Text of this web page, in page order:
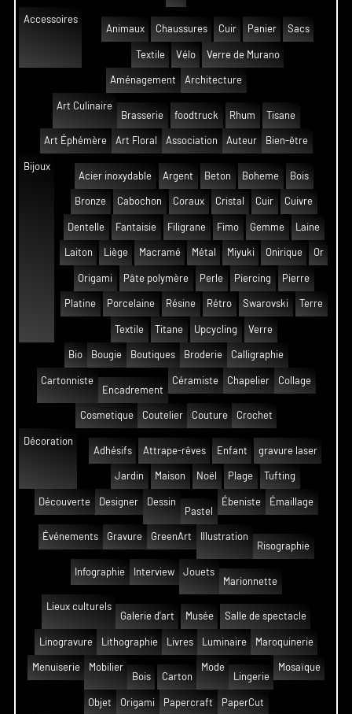
Accessoires
Animaux
Chaussures Cuir Panier Sacs
Textile Vélo Verre de Murano
Aménagement Architecture
Art Culinaire
Brasserie
foodtruck Rhum Tisane
Art Éphémère Art Floral Association Auteur Bien-être
Bijoux
Acier inoxydable
Argent Beton Boheme Bois
Bronze Cabochon Coraux Cristal Cuir Cuivre
Dentelle Fantaisie Filigrane Fimo Gemme Laine
Laiton Liège Macramé Métal Miyuki Onirique Or
Origami Pâte polymère Perle Piercing Pierre
Platine Porcelaine Résine Rétro Swarovski Terre
Textile Titane Upcycling Verre
Bio Bougie Boutiques Broderie Calligraphie
Cartonniste
Encadrement
Céramiste Chapelier Collage
Cosmetique Coutelier Couture Crochet
Décoration
Adhésifs
Attrape-rêves Enfant gravure laser
Jardin Maison Noël Plage Tufting
Découverte Designer
Dessin
Pastel
Ébeniste Émaillage
Événements Gravure GreenArt
Illustration
Risographie
Infographie Interview
Jouets
Marionnette
Lieux culturels
Galerie d'art
Musée Salle de spectacle
Linogravure Lithographie Livres Luminaire Maroquinerie
Menuiserie
Mobilier
Bois
Carton
Mode
Lingerie
Mosaïque
Objet Origami Papercraft PaperCut